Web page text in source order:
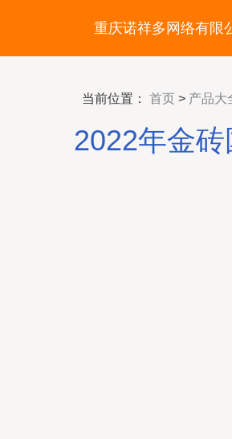
重庆诺祥多网络有限
当前位置： 首页 > 产品大
2022年金